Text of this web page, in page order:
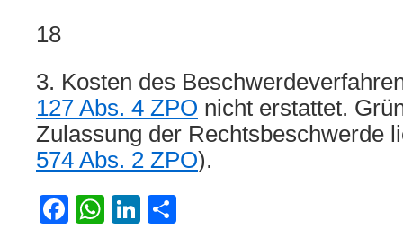
18
3. Kosten des
127 Abs. 4 ZPO nicht erstattet.
Zulassung der Rechtsbeschwerde
574 Abs. 2 ZPO).
Facebook
WhatsApp
LinkedIn